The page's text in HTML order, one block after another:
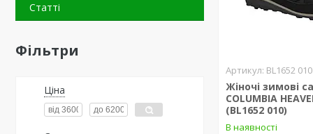
Статті
Фільтри
Ціна
BL1652 010
Жіночі зимові
COLUMBIA
(BL1652 010)
В наявності